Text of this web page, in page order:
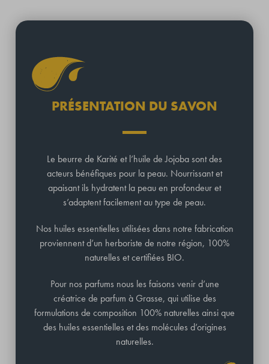
PRÉSENTATION DU SAVON
Le beurre de Karité et l’huile de Jojoba sont des
acteurs bénéfiques pour la peau. Nourrissant et
apaisant ils hydratent la peau en profondeur et
s’adaptent facilement au type de peau.
Nos huiles essentielles utilisées dans notre fabrication
proviennent d’un herboriste de notre région, 100%
naturelles et certifiées BIO.
Pour nos parfums nous les faisons venir d’une
créatrice de parfum à Grasse, qui utilise des
formulations de composition 100% naturelles ainsi que
des huiles essentielles et des molécules d’origines
naturelles.